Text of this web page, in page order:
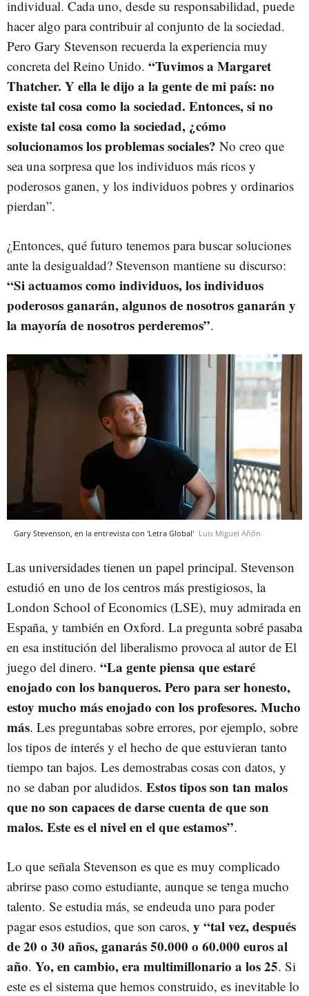
individual. Cada uno, desde su responsabilidad, puede
hacer algo para contribuir al conjunto de la sociedad.
Pero Gary Stevenson recuerda la experiencia muy
concreta del Reino Unido. “Tuvimos a Margaret
Thatcher. Y ella le dijo a la gente de mi país: no
existe tal cosa como la sociedad. Entonces, si no
existe tal cosa como la sociedad, ¿cómo
solucionamos los problemas sociales? No creo que
sea una sorpresa que los individuos más ricos y
poderosos ganen, y los individuos pobres y ordinarios
pierdan”.
¿Entonces, qué futuro tenemos para buscar soluciones
ante la desigualdad? Stevenson mantiene su discurso:
“Si actuamos como individuos, los individuos
poderosos ganarán, algunos de nosotros ganarán y
la mayoría de nosotros perderemos”.
Gary Stevenson, en la entrevista con 'Letra Global' Luis Miguel Añón
Las universidades tienen un papel principal. Stevenson
estudió en uno de los centros más prestigiosos, la
London School of Economics (LSE), muy admirada en
España, y también en Oxford. La pregunta sobré pasaba
en esa institución del liberalismo provoca al autor de El
juego del dinero. “La gente piensa que estaré
enojado con los banqueros. Pero para ser honesto,
estoy mucho más enojado con los profesores. Mucho
más. Les preguntabas sobre errores, por ejemplo, sobre
los tipos de interés y el hecho de que estuvieran tanto
tiempo tan bajos. Les demostrabas cosas con datos, y
no se daban por aludidos. Estos tipos son tan malos
que no son capaces de darse cuenta de que son
malos. Este es el nivel en el que estamos”.
Lo que señala Stevenson es que es muy complicado
abrirse paso como estudiante, aunque se tenga mucho
talento. Se estudia más, se endeuda uno para poder
pagar esos estudios, que son caros, y “tal vez, después
de 20 o 30 años, ganarás 50.000 o 60.000 euros al
año. Yo, en cambio, era multimillonario a los 25. Si
este es el sistema que hemos construido, es inevitable lo